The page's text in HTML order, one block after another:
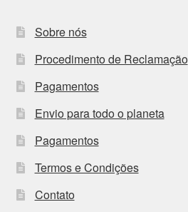
Sobre nós
Procedimento de Reclamação
Pagamentos
Envio para todo o planeta
Pagamentos
Termos e Condições
Contato